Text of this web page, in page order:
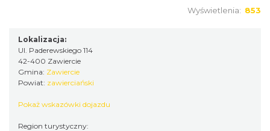
Wyświetlenia: 853
Lokalizacja:
Ul. Paderewskiego 114
42-400 Zawiercie
Gmina: Zawiercie
Powiat: zawierciański
Pokaż wskazówki dojazdu
Region turystyczny: